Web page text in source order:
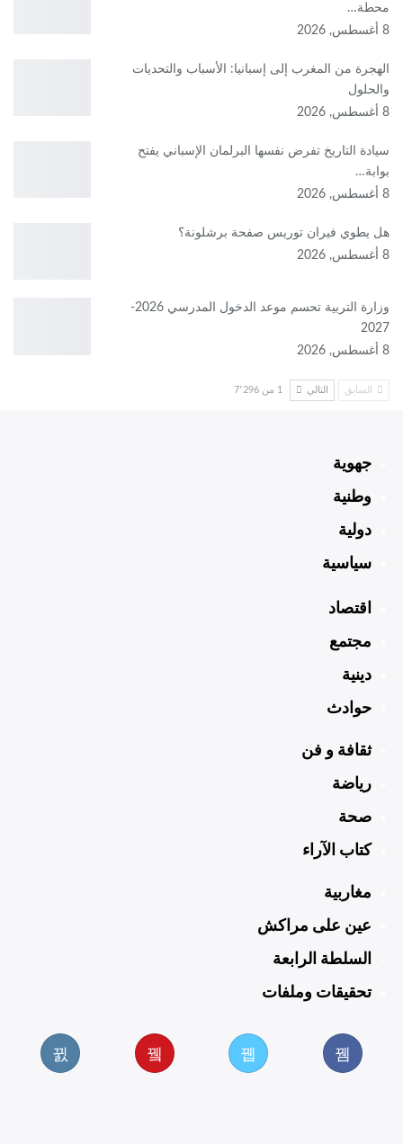
محطة…
8 أغسطس, 2026
الهجرة من المغرب إلى إسبانيا: الأسباب والتحديات
والحلول
8 أغسطس, 2026
سيادة التاريخ تفرض نفسها البرلمان الإسباني يفتح
بوابة…
8 أغسطس, 2026
هل يطوي فيران توريس صفحة برشلونة؟
8 أغسطس, 2026
وزارة التربية تحسم موعد الدخول المدرسي 2026-
2027
8 أغسطس, 2026
السابق التالي 1 من 7٬296
جهوية
وطنية
دولية
سياسية
اقتصاد
مجتمع
دينية
حوادث
ثقافة و فن
رياضة
صحة
كتاب الآراء
مغاربية
عين على مراكش
السلطة الرابعة
تحقيقات وملفات